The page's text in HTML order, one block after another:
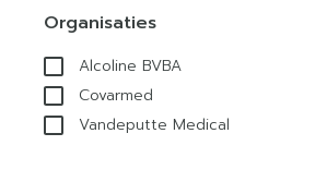
Organisaties
Alcoline BVBA
Covarmed
Vandeputte Medical